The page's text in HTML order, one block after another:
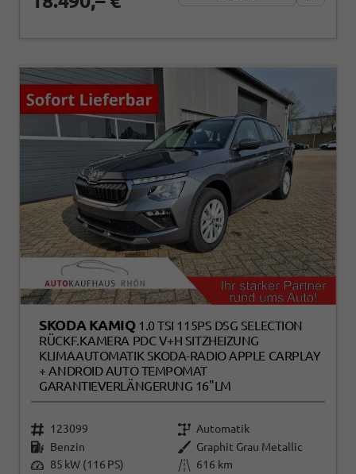
SKODA KAMIQ 1.0 TSI 115PS DSG SELECTION
RÜCKF.KAMERA PDC V+H SITZHEIZUNG
KLIMAAUTOMATIK SKODA-RADIO APPLE CARPLAY
+ ANDROID AUTO TEMPOMAT
GARANTIEVERLÄNGERUNG 16"LM
123099
Automatik
Benzin
Graphit Grau Metallic
85 kW (116 PS)
616 km